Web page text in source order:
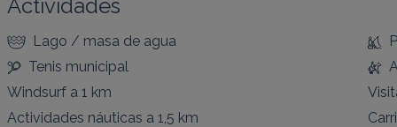
Actividades
Lago / masa de agua
Tenis municipal
Windsurf a 1 km
Actividades náuticas a 1,5 km